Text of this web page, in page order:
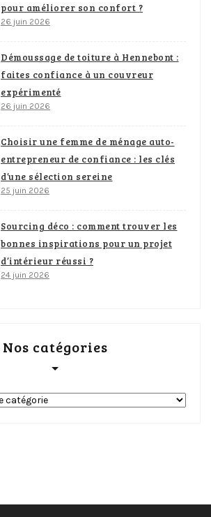
pour améliorer son confort ?
26 juin 2026
Démoussage de toiture à Hennebont :
faites confiance à un couvreur
expérimenté
26 juin 2026
Choisir une femme de ménage auto-
entrepreneur de confiance : les clés
d’une sélection sereine
25 juin 2026
Sourcing déco : comment trouver les
bonnes inspirations pour un projet
d’intérieur réussi ?
24 juin 2026
Nos catégories